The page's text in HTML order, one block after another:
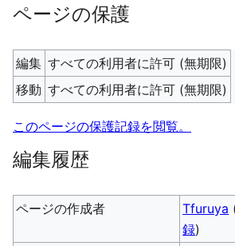
ページの保護
編集 すべての利用者に許可 (無期限)
移動 すべての利用者に許可 (無期限)
このページの保護記録を閲覧。
編集履歴
ページの作成者 Tfuruya
録)